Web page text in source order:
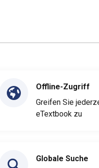
Offline-Zugriff
Greifen Sie
eTextbook zu
Globale Suche